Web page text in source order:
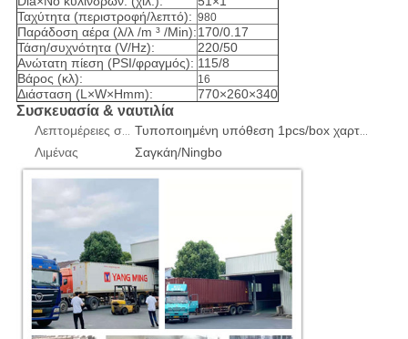
Ταχύτητα (περιστροφή/λεπτό): 980
Παράδοση αέρα (λ/λ /m ³ /Min):170/0.17
Τάση/συχνότητα (V/Hz):
220/50
Ανώτατη πίεση (PSI/φραγμός): 115/8
Βάρος (κλ):
16
Διάσταση (L×W×Hmm): 770×260×340
Συσκευασία & ναυτιλία
Λεπτομέρειες συσκευασίας Τυποποιημένη υπόθεση 1pcs/box χαρτοκιβωτίων ή κοντραπλακέ εξαγωγής
Λιμένας Σαγκάη/Ningbo